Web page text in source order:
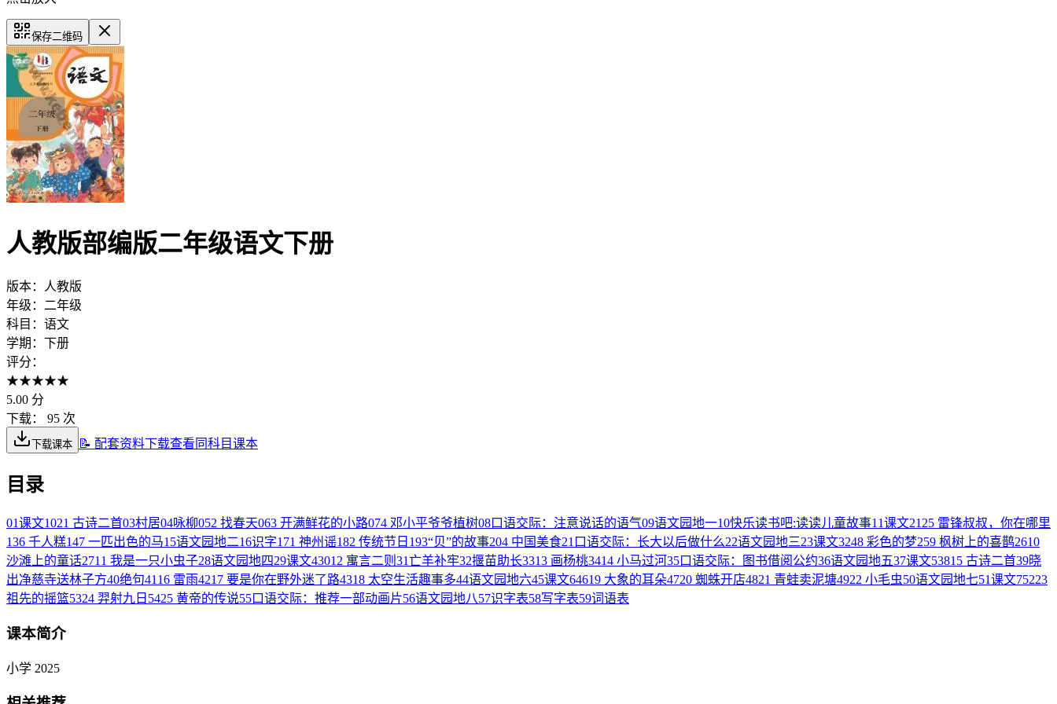
保存二维码
人教版部编版二年级语文下册
版本：
人教版
年级： 二年级
科目： 语文
学期： 下册
评分：
★★★★★
5.00 分
下载：
95 次
下载课本 📝 配套资料下载查看同科目课本
目录
01课文1021 古诗二首03村居04咏柳052 找春天063 开满鲜花的小路074 邓小平爷爷植树08口语交际：注意说话的语气09语文园地一10快乐读书吧:读读儿童故事11课文2125 雷锋叔叔，你在哪里
136 千人糕147 一匹出色的马15语文园地二16识字171 神州谣182 传统节日 193“贝”的故事204 中国美食21 口语交际：长大以后做什么22语文园地三23课文3248 彩色的梦259 枫树上的喜鹊2610
沙滩上的童话2711 我是一只小虫子28语文园地四29课文43012 寓言二则 31亡羊补牢32揠苗助长3313 画杨桃3414 小马过河35口语交际：图书借阅公约36语文园地五37课文53815 古诗二首39晓
出净慈寺送林子方40绝句41 16 雷雨4217 要是你在野外迷了路4318 太空生活趣事多44语文园地六45课文64619 大象的耳朵4720 蜘蛛开店4821 青蛙卖泥塘4922 小毛虫50语文园地七51课文75223
祖先的摇篮5324 羿射九日 5425 黄帝的传说55口语交际：推荐一部动画片56语文园地八57识字表58写字表59词语表
课本简介
小学 2025